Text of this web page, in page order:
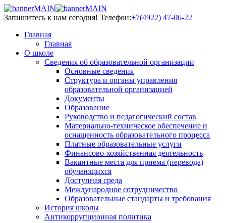
Запишитесь к нам сегодня! Телефон:+7(4922) 47-06-22
Главная
Главная
О школе
Сведения об образовательной организации
Основные сведения
Структура и органы управления
образовательной организацией
Документы
Образование
Руководство и педагогический состав
Материально-техническое обеспечение и
оснащенность образовательного процесса
Платные образовательные услуги
Финансово-хозяйственная деятельность
Вакантные места для приема (перевода)
обучающихся
Доступная среда
Международное сотрудничество
Образовательные стандарты и требования
История школы
Антикоррупционная политика